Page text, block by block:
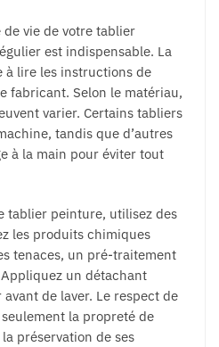
vie de votre tablier
est indispensable. La
à lire les instructions de
fabricant. Selon le matériau,
varier. Certains tabliers
tandis que d’autres
à la main pour éviter tout
tablier peinture, utilisez des
les produits chimiques
tenaces, un pré-traitement
un détachant
de laver. Le respect de
la propreté de
préservation de ses